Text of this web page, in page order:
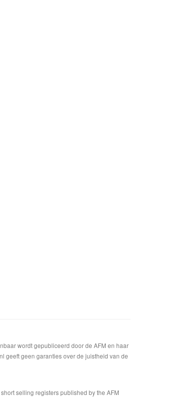
wordt gepubliceerd door de AFM en haar
geeft geen garanties over de juistheid van de
selling registers published by the AFM